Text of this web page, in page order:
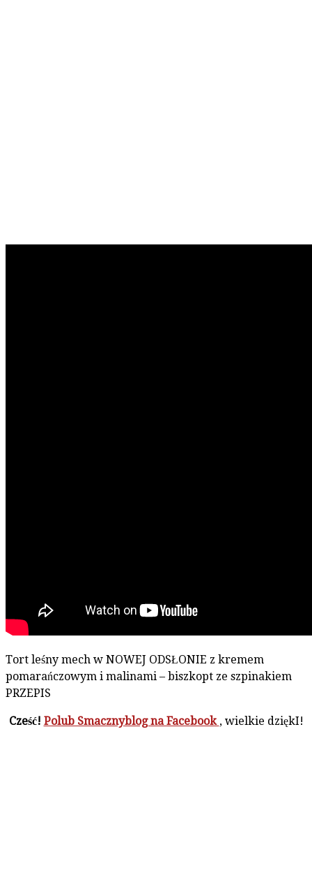
Tort leśny mech w NOWEJ ODSŁONIE z kremem
pomarańczowym i malinami – biszkopt ze szpinakiem
PRZEPIS
Cześć! Polub Smacznyblog na Facebook , wielkie dziękI!